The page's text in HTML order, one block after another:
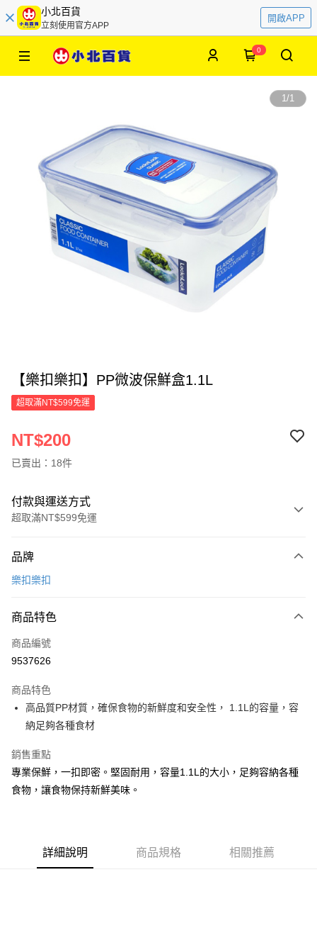
小北百貨
立刻使用官方APP
開啟APP
0
1/1
【樂扣樂扣】PP微波保鮮盒1.1L
超取滿NT$599免運
NT$200
已賣出：18件
付款與運送方式
超取滿NT$599免運
信用卡一次付款
LINE Pay
Apple Pay
悠遊付
Google Pay
AFTEE先享後付
相關說明
AFTEE先享後付是「在收到商品之後才付款」的支付方式。 讓您購物簡單
３．安心：先確認商品／服務後，再付款。
【「AFTEE先享後付」結帳流程】
ATM付款
全家取貨付款
每筆NT$60，滿NT$599(含以上)免運費
品牌
樂扣樂扣
商品特色
商品編號
9537626
商品特色
高品質PP材質，確保食物的新鮮度和安全性， 1.1L的容量，容
納足夠各種食材
銷售重點
專業保鮮，一扣即密。堅固耐用，容量1.1L的大小，足夠容納各種
食物，讓食物保持新鮮美味。
詳細說明 商品規格 相關推薦